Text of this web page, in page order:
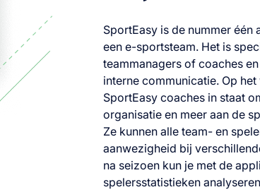
SportEasy is de nummer
een e-sportsteam. Het is
teammanagers of coaches
interne communicatie. Op
SportEasy coaches in staat
organisatie en meer aan de
Ze kunnen alle team- en
aanwezigheid bij
na seizoen kun je met de
spelersstatistieken